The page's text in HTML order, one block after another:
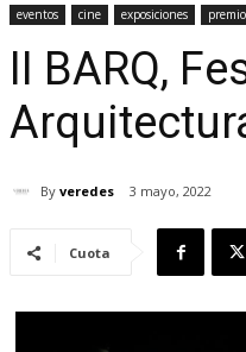
eventos cine exposiciones
II BARQ,
By veredes 3 mayo, 2022
Cuota